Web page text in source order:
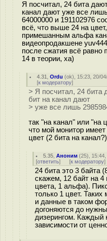
Я посчитал, 24 бита
канал дают уже все
64000000 и 191102976
всё, что выше 24 на
примешанным альфа
видеопродакшене
после сжатия всё равно
14 в теории, ха)
4.31 ,Ordu (ok), 15:23, 20/
[к модератору]
> Я посчитал, 24 бита
бит на канал дают
> уже все лишь
так "на канал" или "на
что мой монитор
цвет (2 бита на
5.35 ,Аноним (25),
[ответить] [к модератору]
24 бита это 3 байта
скажем, 12 байт на 4
цвета, 1 альфа).
только 1 цвет.
и данные в таком
догоняются до
дизерингом. Каждый
зависимости от